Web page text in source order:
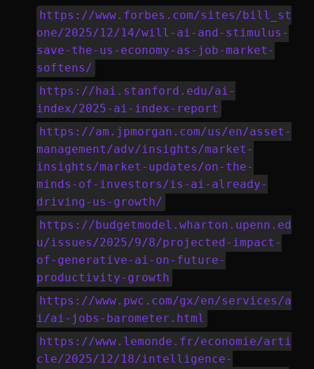
https://www.forbes.com/sites/bill_st
one/2025/12/14/will-ai-and-stimulus-
save-the-us-economy-as-job-market-
softens/
https://hai.stanford.edu/ai-
index/2025-ai-index-report
https://am.jpmorgan.com/us/en/asset-
management/adv/insights/market-
insights/market-updates/on-the-
minds-of-investors/is-ai-already-
driving-us-growth/
https://budgetmodel.wharton.upenn.ed
u/issues/2025/9/8/projected-impact-
of-generative-ai-on-future-
productivity-growth
https://www.pwc.com/gx/en/services/a
i/ai-jobs-barometer.html
https://www.lemonde.fr/economie/arti
cle/2025/12/18/intelligence-